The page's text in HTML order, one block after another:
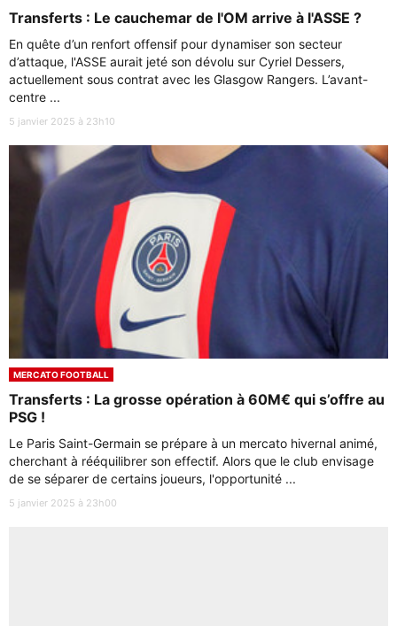
Transferts : Le cauchemar de l'OM arrive à l'ASSE ?
En quête d’un renfort offensif pour dynamiser son secteur
d’attaque, l'ASSE aurait jeté son dévolu sur Cyriel Dessers,
actuellement sous contrat avec les Glasgow Rangers. L’avant-
centre ...
5 janvier 2025 à 23h10
MERCATO FOOTBALL
Transferts : La grosse opération à 60M€ qui s’offre au
PSG !
Le Paris Saint-Germain se prépare à un mercato hivernal animé,
cherchant à rééquilibrer son effectif. Alors que le club envisage
de se séparer de certains joueurs, l'opportunité ...
5 janvier 2025 à 23h00